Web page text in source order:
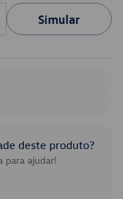
Simular
deste produto?
para ajudar!